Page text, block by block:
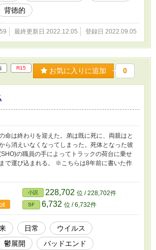
背徳的
最終更新日 2022.12.05 登録日 2022.09.05
R15 お気に入りに追加 0
命は終わりを迎えた。弟は既に死に、両親はと
ら消えいなくなってしまった。死体となった彼
の職員の手によってトラックの荷台に乗せ
で運び込まれる。 ※こちらは8年前に書いた作
小説 228,702 位 / 228,702件
SF 6,732 位 / 6,732件
日常
ウイルス
鬱展開 バッドエンド